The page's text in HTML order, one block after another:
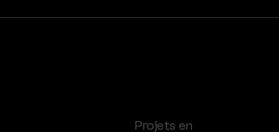
Projets en